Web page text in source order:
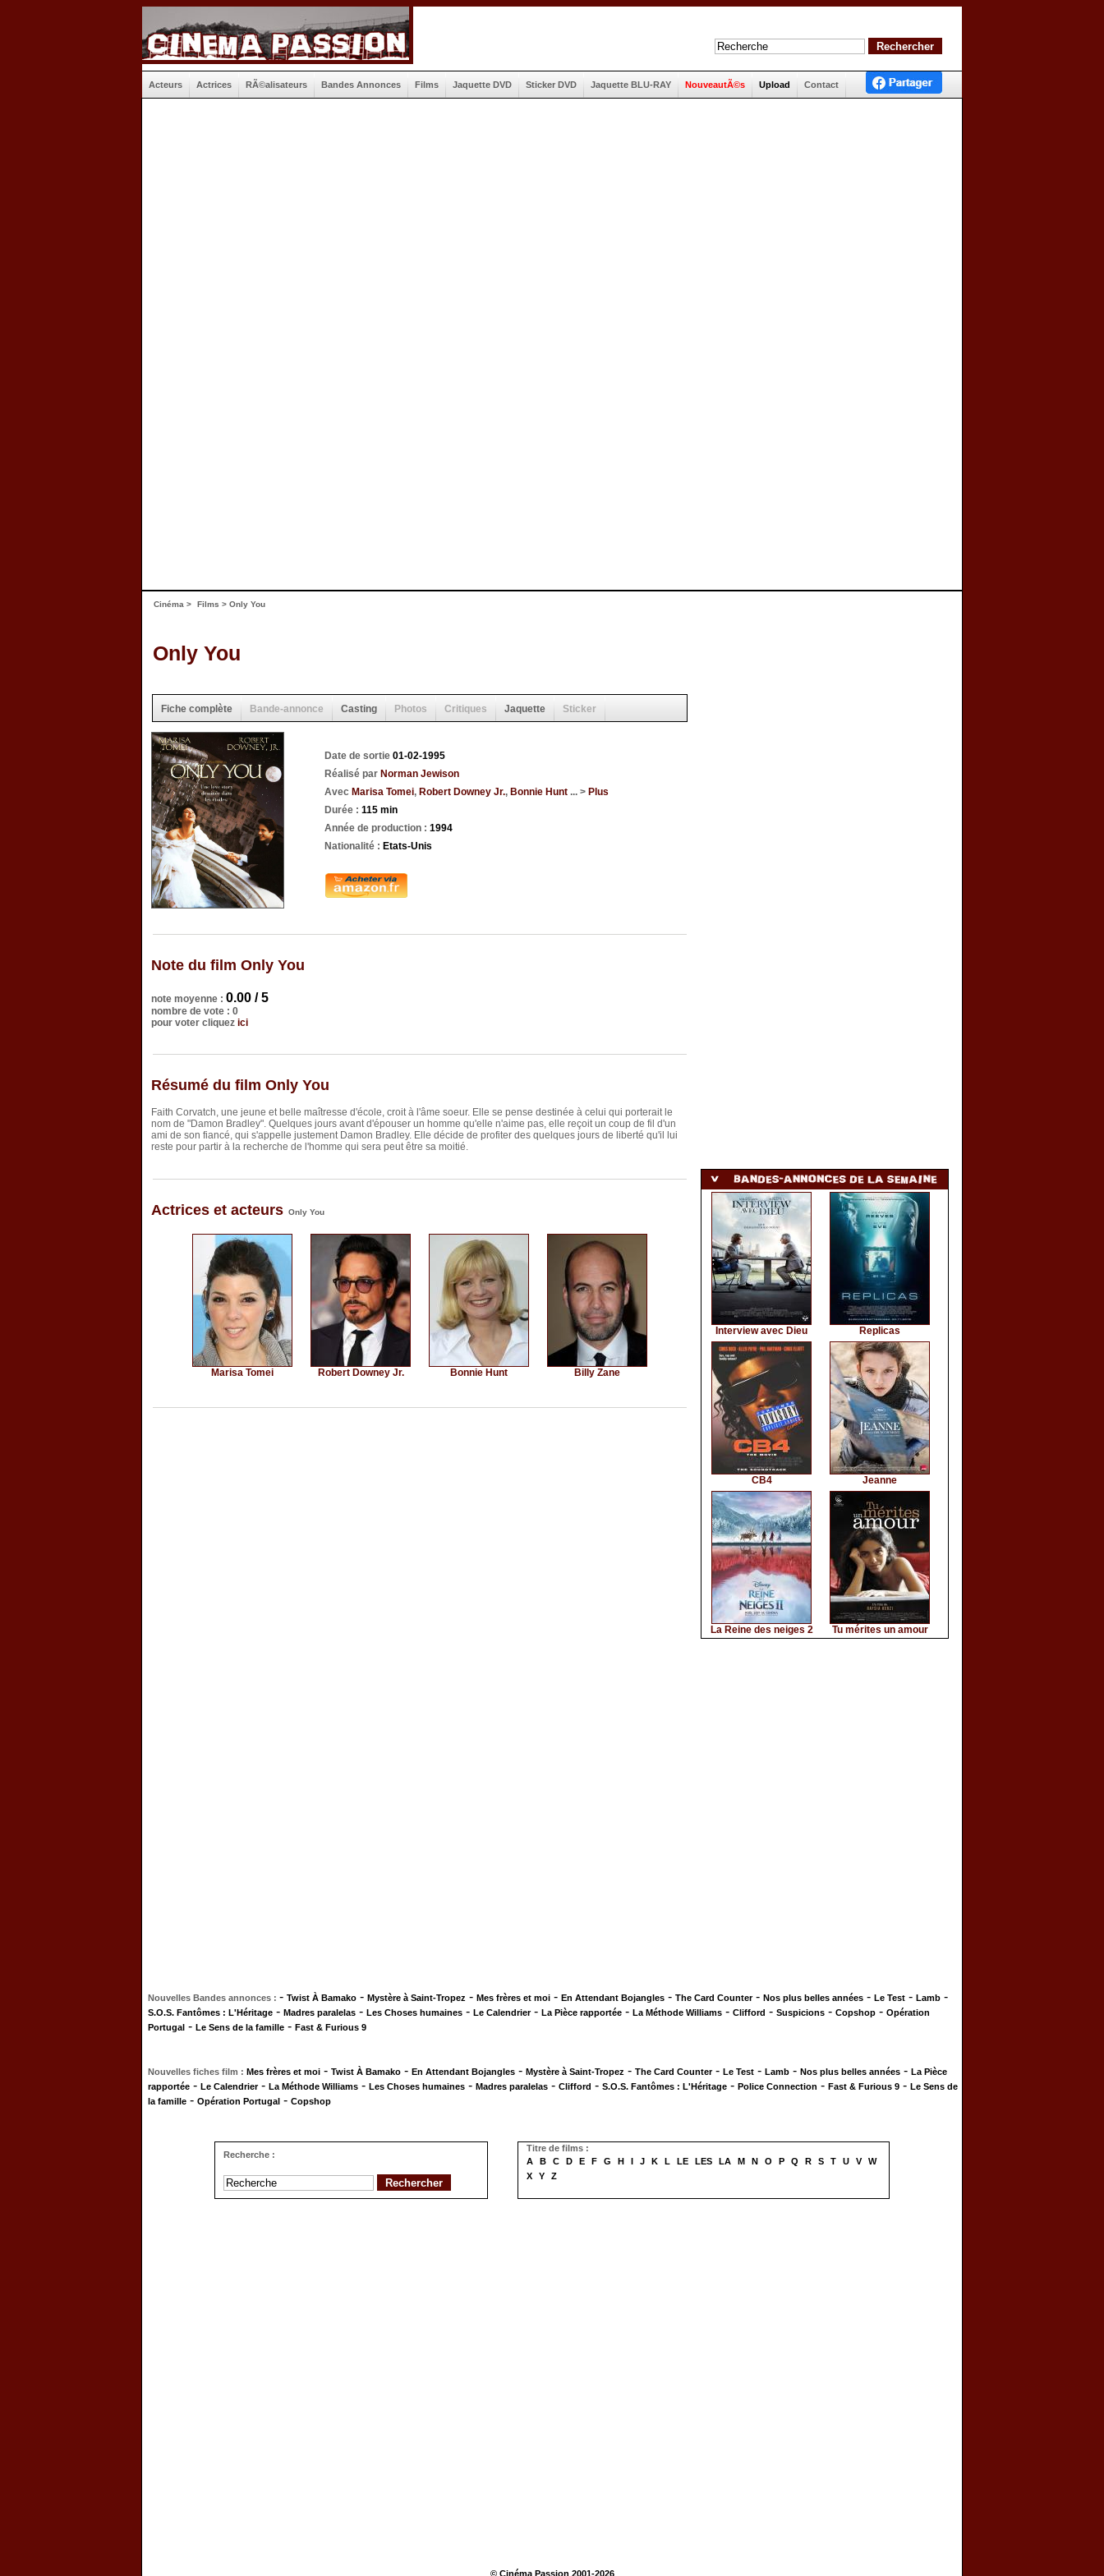
Acteurs Actrices RÃ©alisateurs Bandes Annonces Films Jaquette DVD Sticker DVD Jaquette BLU-RAY NouveautÃ©s Upload Contact
Cinéma > Films > Only You
Only You
Fiche complète Bande-annonce Casting Photos Critiques Jaquette Sticker
Date de sortie 01-02-1995
Réalisé par Norman Jewison
Avec Marisa Tomei, Robert Downey Jr., Bonnie Hunt ... > Plus
Durée : 115 min
Année de production : 1994
Nationalité : Etats-Unis
Note du film Only You
note moyenne : 0.00 / 5
nombre de vote : 0
pour voter cliquez ici
Résumé du film Only You
Faith Corvatch, une jeune et belle maîtresse d'école, croit à l'âme soeur. Elle se pense destinée à celui qui porterait le
nom de "Damon Bradley". Quelques jours avant d'épouser un homme qu'elle n'aime pas, elle reçoit un coup de fil d'un
ami de son fiancé, qui s'appelle justement Damon Bradley. Elle décide de profiter des quelques jours de liberté qu'il lui
reste pour partir à la recherche de l'homme qui sera peut être sa moitié.
Actrices et acteurs Only You
Marisa Tomei Robert Downey Jr. Bonnie Hunt Billy Zane
Interview avec Dieu Replicas
CB4 Jeanne
La Reine des neiges 2 Tu mérites un amour
Nouvelles Bandes annonces : - Twist À Bamako - Mystère à Saint-Tropez - Mes frères et moi - En Attendant Bojangles - The Card Counter- Nos plus belles années - Le Test - Lamb -
S.O.S. Fantômes : L'Héritage - Madres paralelas - Les Choses humaines - Le Calendrier- La Pièce rapportée - La Méthode Williams - Clifford - Suspicions - Copshop - Opération
Portugal - Le Sens de la famille - Fast & Furious 9
Nouvelles fiches film : Mes frères et moi - Twist À Bamako - En Attendant Bojangles - Mystère à Saint-Tropez - The Card Counter- Le Test - Lamb - Nos plus belles années - La Pièce
rapportée - Le Calendrier- La Méthode Williams - Les Choses humaines - Madres paralelas - Clifford - S.O.S. Fantômes : L'Héritage - Police Connection - Fast & Furious 9 - Le Sens de
la famille - Opération Portugal - Copshop
Recherche :
Titre de films :
A
B C D E F G H I J K L LE LES LA M N O P Q R S T U V
W
X
Y Z
© Cinéma Passion 2001-2026